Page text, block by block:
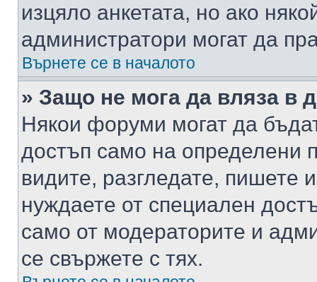
изцяло анкетата, но ако
администратори могат да
Върнете се в началото
» Защо не мога да вляза в
Някои форуми могат да
достъп само на определени
видите, разгледате, пишете
нуждаете от специален
само от модераторите и
се свържете с тях.